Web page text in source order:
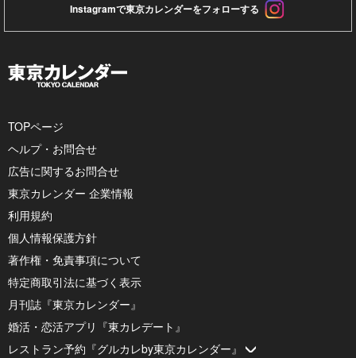
Instagramで東京カレンダーをフォローする
TOPページ
ヘルプ・お問合せ
広告に関するお問合せ
東京カレンダー 企業情報
利用規約
個人情報保護方針
著作権・免責事項について
特定商取引法に基づく表示
月刊誌『東京カレンダー』
婚活・恋活アプリ『東カレデート』
レストラン予約『グルカレby東京カレンダー』